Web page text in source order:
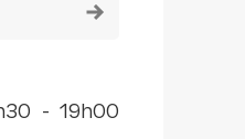
- 19h00